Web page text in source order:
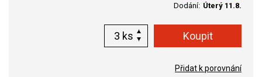
Dodání: Úterý 11.8.
ks
Přidat k porovnání